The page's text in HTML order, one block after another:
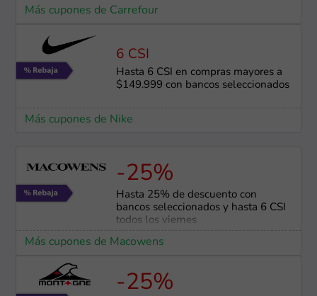
Más cupones de Carrefour
6 CSI
Hasta 6 CSI en compras mayores a
$149.999 con bancos seleccionados
Más cupones de Nike
-25%
Hasta 25% de descuento con
bancos seleccionados y hasta 6 CSI
todos los viernes
Más cupones de Macowens
-25%